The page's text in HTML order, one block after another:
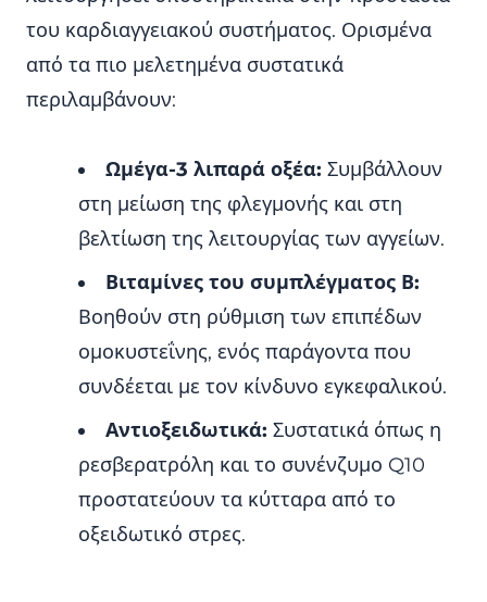
του καρδιαγγειακού συστήματος. Ορισμένα
από τα πιο μελετημένα συστατικά
περιλαμβάνουν:
Ωμέγα-3 λιπαρά οξέα: Συμβάλλουν
στη μείωση της φλεγμονής και στη
βελτίωση της λειτουργίας των αγγείων.
Βιταμίνες του συμπλέγματος Β:
Βοηθούν στη ρύθμιση των επιπέδων
ομοκυστεΐνης, ενός παράγοντα που
συνδέεται με τον κίνδυνο εγκεφαλικού.
Αντιοξειδωτικά: Συστατικά όπως η
ρεσβερατρόλη και το συνένζυμο Q10
προστατεύουν τα κύτταρα από το
οξειδωτικό στρες.